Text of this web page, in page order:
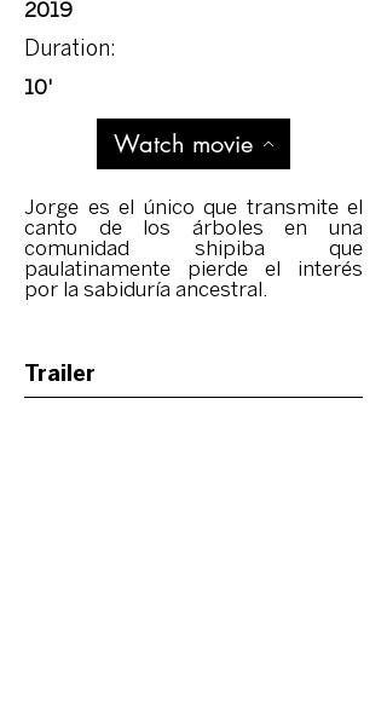
2019
Duration:
10'
Watch movie
Jorge es el único que transmite el
canto de los árboles en una
comunidad shipiba que
paulatinamente pierde el interés
por la sabiduría ancestral.
Trailer